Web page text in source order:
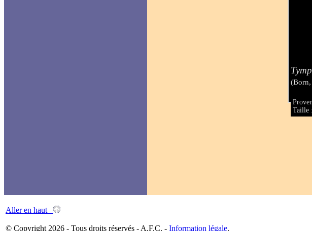
Taille
Aller en haut
© Copyright 2026 - Tous droits réservés - A.F.C. - Information légale.